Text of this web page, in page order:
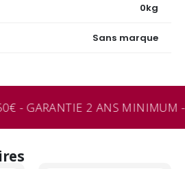
0kg
Sans marque
- GARANTIE 2 ANS